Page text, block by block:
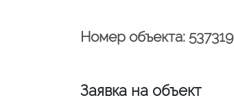
Номер объекта: 537319
Заявка на объект